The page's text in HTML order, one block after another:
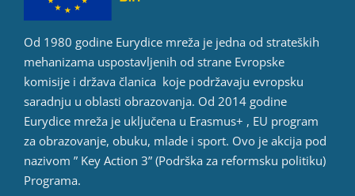
Od 1980 godine Eurydice mreža je jedna od strateških
mehanizama uspostavljenih od strane Evropske
komisije i država članica koje podržavaju evropsku
saradnju u oblasti obrazovanja. Od 2014 godine
Eurydice mreža je uključena u Erasmus+ , EU program
za obrazovanje, obuku, mlade i sport. Ovo je akcija pod
nazivom ” Key Action 3” (Podrška za reformsku politiku)
Programa.